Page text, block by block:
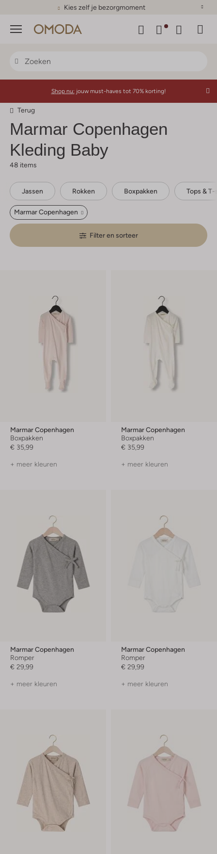
Kies zelf je bezorgmoment
Menu
Shop nu: jouw must-haves tot 70% korting!
Terug
Marmar Copenhagen
Kleding Baby
48 items
Jassen Rokken Boxpakken Tops &
Marmar Copenhagen
Filter en sorteer
Marmar Copenhagen
Boxpakken
€ 35,99
+ meer kleuren
Marmar Copenhagen
Boxpakken
€ 35,99
+ meer kleuren
Marmar Copenhagen
Romper
€ 29,99
+ meer kleuren
Marmar Copenhagen
Romper
€ 29,99
+ meer kleuren